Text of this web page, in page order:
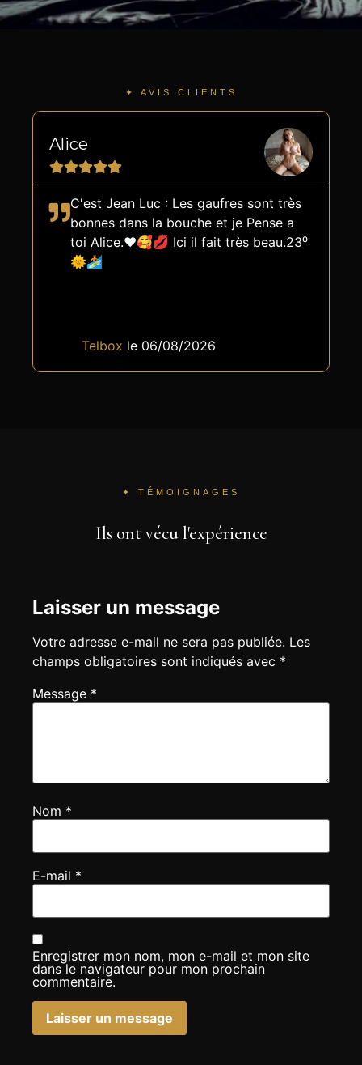
✦ AVIS CLIENTS
Alice
C'est Jean Luc : Les gaufres sont très
bonnes dans la bouche et je Pense a
toi Alice.❤️🥰💋 Ici il fait très beau.23⁰
🌞🏄
Telbox le 06/08/2026
✦ TÉMOIGNAGES
Ils ont vécu l'expérience
Votre adresse e-mail ne sera pas publiée. Les
champs obligatoires sont indiqués avec *
Nom *
E-mail *
Enregistrer mon nom, mon e-mail et mon site
dans le navigateur pour mon prochain
commentaire.